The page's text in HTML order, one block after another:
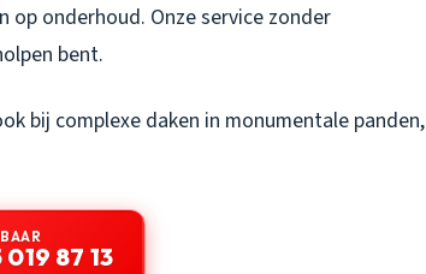
op onderhoud. Onze service zonder
bent.
bij complexe daken in monumentale panden,
019 87 13